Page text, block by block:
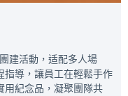
建活動，适配多人場
指導，讓員工在輕鬆手作
用紀念品，凝聚團隊共